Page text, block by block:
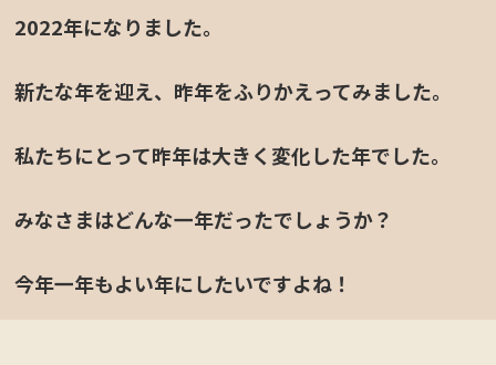
2022年になりました。
新たな年を迎え、昨年をふりかえってみました。
私たちにとって昨年は大きく変化した年でした。
みなさまはどんな一年だったでしょうか？
今年一年もよい年にしたいですよね！